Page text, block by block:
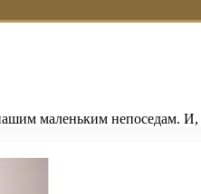
маленьким непоседам.